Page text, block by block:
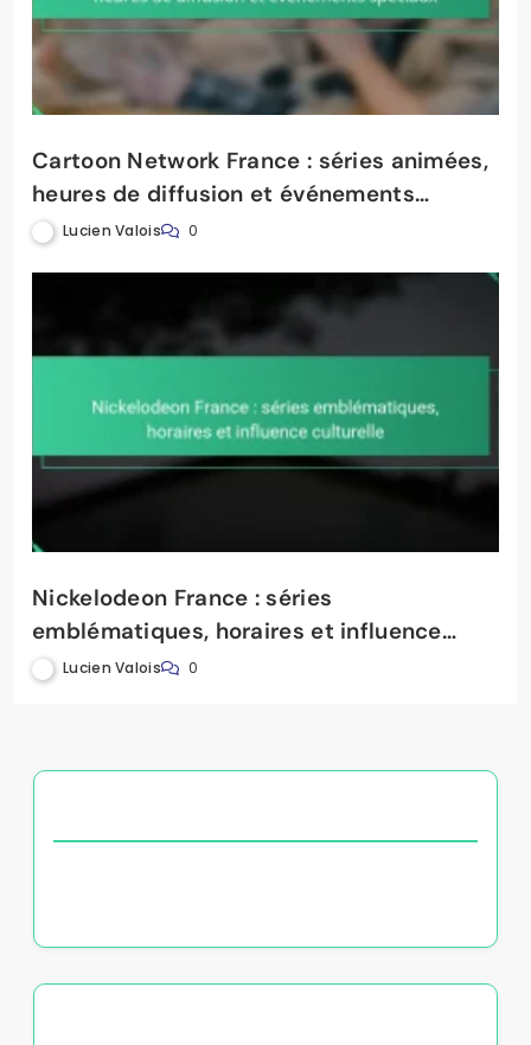
Cartoon Network France : séries animées,
heures de diffusion et événements
spéciaux
Lucien Valois 0
Nickelodeon France : séries
emblématiques, horaires et influence
culturelle
Lucien Valois 0